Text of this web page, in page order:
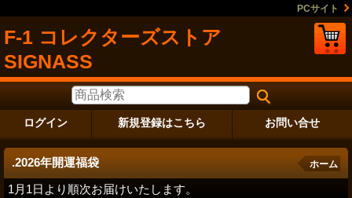
PCサイト
F-1 コレクターズストア
SIGNASS
ログイン 新規登録はこちら お問い合せ
.2026年開運福袋
1月1日より順次お届けいたします。
ホーム